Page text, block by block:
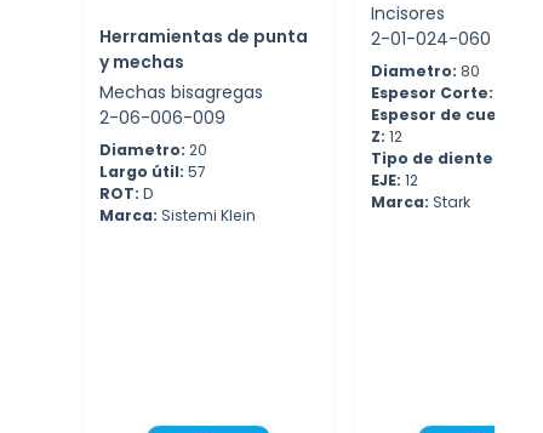
Herramientas de punta
y mechas
Mechas bisagregas
2-06-006-009
Diametro: 20
Largo útil: 57
ROT: D
Marca: Sistemi Klein
Incisores
2-01-024-060
Diametro: 80
Espesor Corte:
Espesor de cuerpo:
Z: 12
Tipo de diente:
EJE: 12
Marca: Stark